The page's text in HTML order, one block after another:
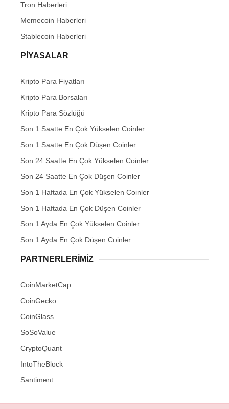
Tron Haberleri
Memecoin Haberleri
Stablecoin Haberleri
PIYASALAR
Kripto Para Fiyatları
Kripto Para Borsaları
Kripto Para Sözlüğü
Son 1 Saatte En Çok Yükselen Coinler
Son 1 Saatte En Çok Düşen Coinler
Son 24 Saatte En Çok Yükselen Coinler
Son 24 Saatte En Çok Düşen Coinler
Son 1 Haftada En Çok Yükselen Coinler
Son 1 Haftada En Çok Düşen Coinler
Son 1 Ayda En Çok Yükselen Coinler
Son 1 Ayda En Çok Düşen Coinler
PARTNERLERIMIZ
CoinMarketCap
CoinGecko
CoinGlass
SoSoValue
CryptoQuant
IntoTheBlock
Santiment